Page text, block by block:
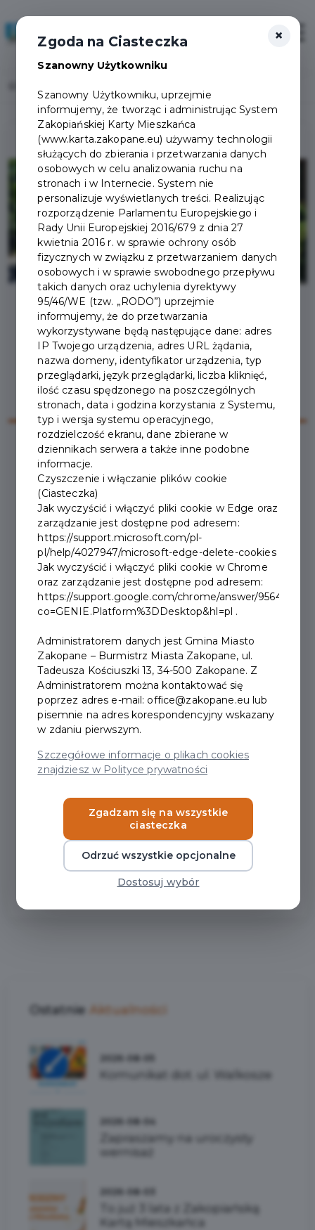
2025-10-08
CZASOWE ZAMKNIĘCIE
UL. SIENKIEWICZA
Utrudnienia związane są z realizacją drogowych robót
budowlanych, obejmujących m.in. frezowanie nawierzchni
jezdni, przebudowę odcinków drogi na dojazdach do
wyniesionych przejść dla pieszych w rejonie Szkoły
Muzycznej i Zespołu Szkół Plastycznych im. A. Kenara,
montaż siatek stalowych oraz wykonanie warstwy wiążącej.
Prosimy o zachowanie szczególnej ostrożności
prowadzonych prac oraz o dostosowanie się do
tymczasowej organizacji ruchu.
Za wszelkie utrudnienia przepraszamy i dziękujemy za
Ostatnie Aktualności
2026-08-05
Komunikat dot. ul. Walkosze
2026-08-04
Zapraszamy na uroczysty
wernisaż
2026-08-03
To już 3 lata z Zakopiańską
Kartą Mieszkańca
×
Zgoda na Ciasteczka
Szanowny Użytkowniku
Szanowny Użytkowniku, uprzejmie
informujemy, że tworząc i administrując System
Zakopiańskiej Karty Mieszkańca
(www.karta.zakopane.eu) używamy technologii
służących do zbierania i przetwarzania danych
osobowych w celu analizowania ruchu na
stronach i w Internecie. System nie
personalizuje wyświetlanych treści. Realizując
rozporządzenie Parlamentu Europejskiego i
Rady Unii Europejskiej 2016/679 z dnia 27
kwietnia 2016 r. w sprawie ochrony osób
fizycznych w związku z przetwarzaniem danych
osobowych i w sprawie swobodnego przepływu
takich danych oraz uchylenia dyrektywy
95/46/WE (tzw. „RODO”) uprzejmie
informujemy, że do przetwarzania
wykorzystywane będą następujące dane: adres
IP Twojego urządzenia, adres URL żądania,
nazwa domeny, identyfikator urządzenia, typ
przeglądarki, język przeglądarki, liczba kliknięć,
ilość czasu spędzonego na poszczególnych
stronach, data i godzina korzystania z Systemu,
typ i wersja systemu operacyjnego,
rozdzielczość ekranu, dane zbierane w
dziennikach serwera a także inne podobne
informacje.
Czyszczenie i włączanie plików cookie
(Ciasteczka)
Jak wyczyścić i włączyć pliki cookie w Edge oraz
zarządzanie jest dostępne pod adresem:
https://support.microsoft.com/pl-
pl/help/4027947/microsoft-edge-delete-cookies
Jak wyczyścić i włączyć pliki cookie w Chrome
oraz zarządzanie jest dostępne pod adresem:
https://support.google.com/chrome/answer/95647?
co=GENIE.Platform%3DDesktop&hl=pl .
Administratorem danych jest Gmina Miasto
Zakopane – Burmistrz Miasta Zakopane, ul.
Tadeusza Kościuszki 13, 34-500 Zakopane. Z
Administratorem można kontaktować się
poprzez adres e-mail: office@zakopane.eu lub
pisemnie na adres korespondencyjny wskazany
w zdaniu pierwszym.
Szczegółowe informacje o plikach cookies
znajdziesz w Polityce prywatności
Zgadzam się na wszystkie
ciasteczka
Odrzuć wszystkie opcjonalne
Dostosuj wybór